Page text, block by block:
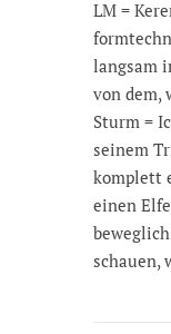
LM =
langsam
von dem,
Sturm =
seinem
komplett
einen
schauen,